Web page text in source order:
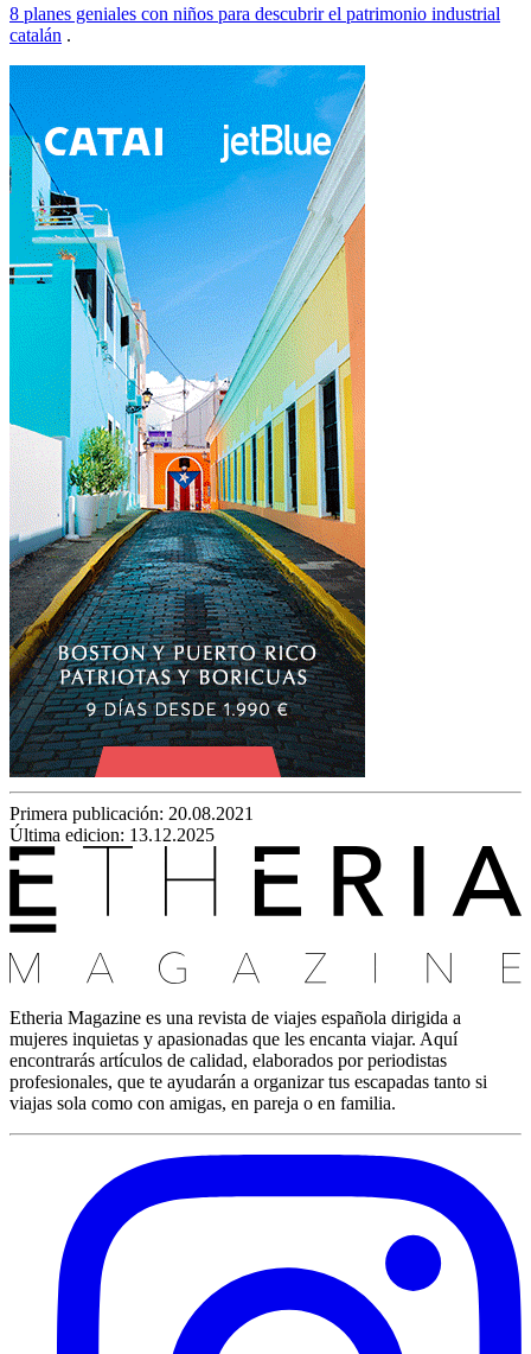
8 planes geniales con niños para descubrir el patrimonio industrial
catalán .
Primera publicación: 20.08.2021
Última edicion: 13.12.2025
Etheria Magazine es una revista de viajes española dirigida a
mujeres inquietas y apasionadas que les encanta viajar. Aquí
encontrarás artículos de calidad, elaborados por periodistas
profesionales, que te ayudarán a organizar tus escapadas tanto si
viajas sola como con amigas, en pareja o en familia.